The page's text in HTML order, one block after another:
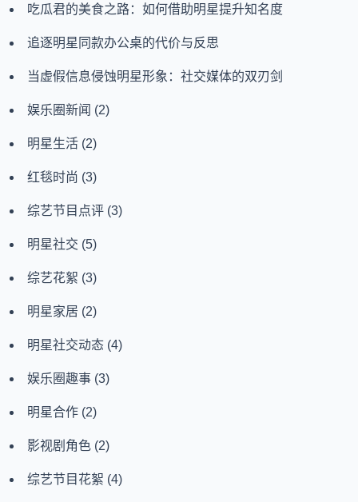
吃瓜君的美食之路：如何借助明星提升知名度
追逐明星同款办公桌的代价与反思
当虚假信息侵蚀明星形象：社交媒体的双刃剑
娱乐圈新闻 (2)
明星生活 (2)
红毯时尚 (3)
综艺节目点评 (3)
明星社交 (5)
综艺花絮 (3)
明星家居 (2)
明星社交动态 (4)
娱乐圈趣事 (3)
明星合作 (2)
影视剧角色 (2)
综艺节目花絮 (4)